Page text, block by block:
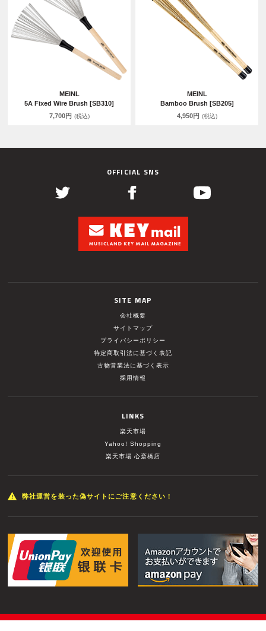
MEINL
5A Fixed Wire Brush [SB310]
7,700円 (税込)
MEINL
Bamboo Brush [SB205]
4,950円 (税込)
OFFICIAL SNS
SITE MAP
会社概要
サイトマップ
プライバシーポリシー
特定商取引法に基づく表記
古物営業法に基づく表示
採用情報
LINKS
楽天市場
Yahoo! Shopping
楽天市場 心斎橋店
弊社運営を装った偽サイトにご注意ください！